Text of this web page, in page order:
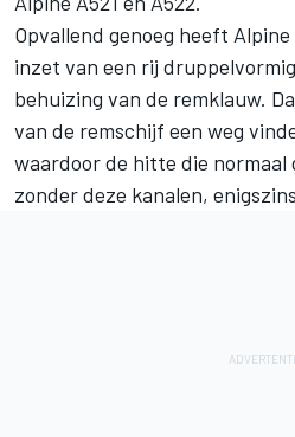
Opvallend genoeg heeft
inzet van een rij
behuizing van de remklauw.
van de remschijf een weg
waardoor de hitte die normaal
zonder deze kanalen,